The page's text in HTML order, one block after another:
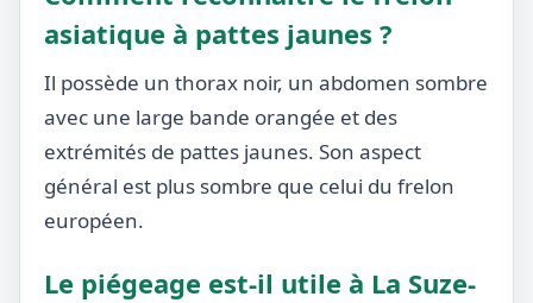
asiatique à pattes jaunes ?
Il possède un thorax noir, un abdomen sombre
avec une large bande orangée et des
extrémités de pattes jaunes. Son aspect
général est plus sombre que celui du frelon
européen.
Le piégeage est-il utile à La Suze-